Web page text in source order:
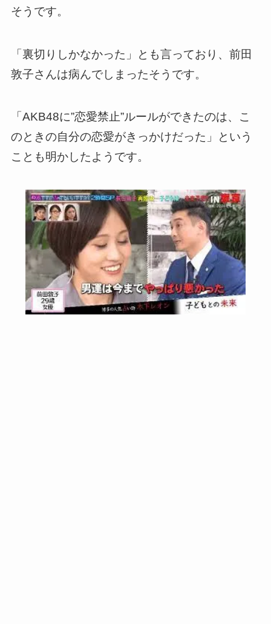
そうです。
「裏切りしかなかった」とも言っており、前田
敦子さんは病んでしまったそうです。
「AKB48に”恋愛禁止”ルールができたのは、こ
のときの自分の恋愛がきっかけだった」という
ことも明かしたようです。